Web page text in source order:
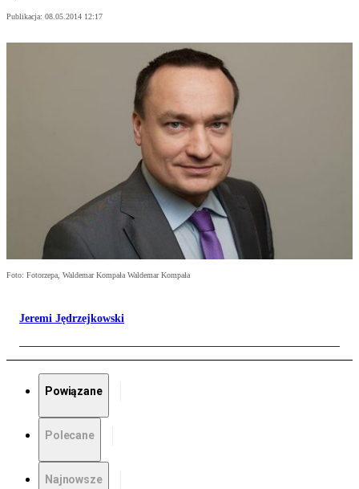
Publikacja: 08.05.2014 12:17
Foto: Fotorzepa, Waldemar Kompała Waldemar Kompała
Jeremi Jędrzejkowski
Powiązane
Polecane
Najnowsze